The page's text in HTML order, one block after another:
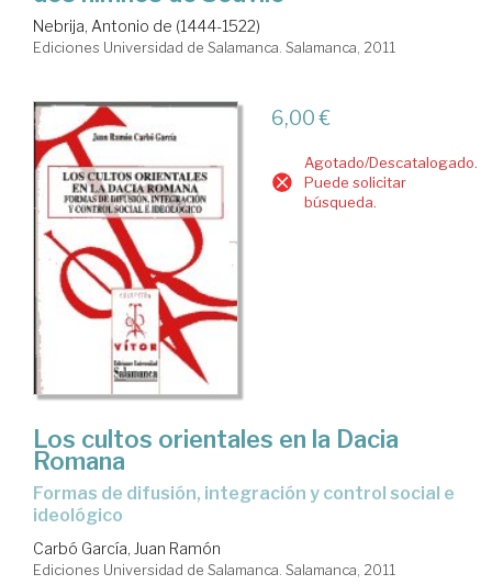
Nebrija, Antonio de (1444-1522)
Ediciones Universidad de Salamanca. Salamanca, 2011
6,00 €
Agotado/Descatalogado.
Puede solicitar
búsqueda.
Los cultos orientales en la Dacia
Romana
formas de difusión, integración y control social e
ideológico
Carbó García, Juan Ramón
Ediciones Universidad de Salamanca. Salamanca, 2011